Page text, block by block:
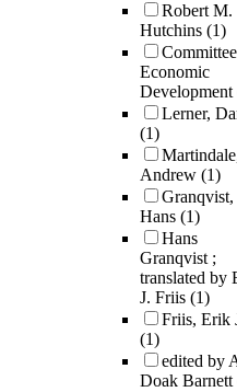
Robert M.
Hutchins (1)
Economic
Development
Lerner,
(1)
Andrew (1)
Granqvist,
Hans (1)
Hans
Granqvist ;
translated by
J. Friis (1)
Friis, Erik
(1)
edited by
Doak Barnett